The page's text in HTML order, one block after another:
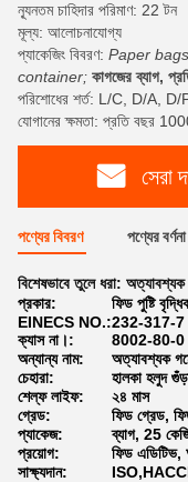
ন্যূনতম চাহিদার পরিমাণ: 22 টন
মূল্য: আলোচনাযোগ্য
প্যাকেজিং বিবরণ: Paper
container; কাগজের ব্যাগ,
পরিশোধের শর্ত: L/C, D/A, D/P,
যোগানের ক্ষমতা: প্রতি বছর
সেরা
পণ্যের বিবরণ পণ্যের বর্ণনা
বিশেষভাবে তুলে ধরা: অত্যাবশ্যক
প্রকার:
ফিড পুষ্টি
EINECS NO.:232-317-7
ক্যাস না।:
8002-80-0
অন্যান্য নাম:
অত্যাবশ্যক
চেহারা:
হালকা হলুদ
শেল্ফ লাইফ:
২৪ মাস
গ্রেড:
ফিড গ্রেড,
প্যাকেজ:
ব্যাগ, 25
প্রয়োগ:
ফিড এডিটিভ,
সাক্ষ্যদান: